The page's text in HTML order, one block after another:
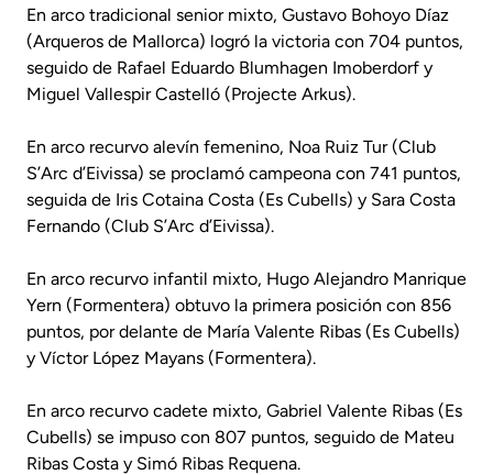
En arco tradicional senior mixto, Gustavo Bohoyo Díaz
(Arqueros de Mallorca) logró la victoria con 704 puntos,
seguido de Rafael Eduardo Blumhagen Imoberdorf y
Miguel Vallespir Castelló (Projecte Arkus).
En arco recurvo alevín femenino, Noa Ruiz Tur (Club
S’Arc d’Eivissa) se proclamó campeona con 741 puntos,
seguida de Iris Cotaina Costa (Es Cubells) y Sara Costa
Fernando (Club S’Arc d’Eivissa).
En arco recurvo infantil mixto, Hugo Alejandro Manrique
Yern (Formentera) obtuvo la primera posición con 856
puntos, por delante de María Valente Ribas (Es Cubells)
y Víctor López Mayans (Formentera).
En arco recurvo cadete mixto, Gabriel Valente Ribas (Es
Cubells) se impuso con 807 puntos, seguido de Mateu
Ribas Costa y Simó Ribas Requena.